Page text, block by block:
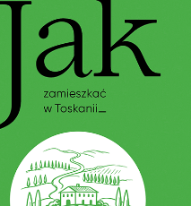
W TOSKANII
Premiera: 19 maja 2026
zł 32.49
KSIĄŻKA DO KOSZYKA